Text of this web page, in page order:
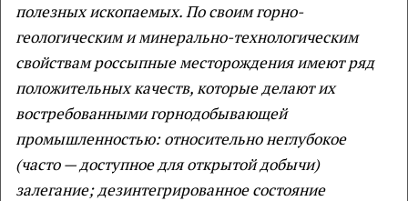
полезных ископаемых. По своим горно-
геологическим и минерально-технологическим
свойствам россыпные месторождения имеют ряд
положительных качеств, которые делают их
востребованными горнодобывающей
промышленностью: относительно неглубокое
(часто— доступное для открытой добычи)
залегание; дезинтегрированное состояние